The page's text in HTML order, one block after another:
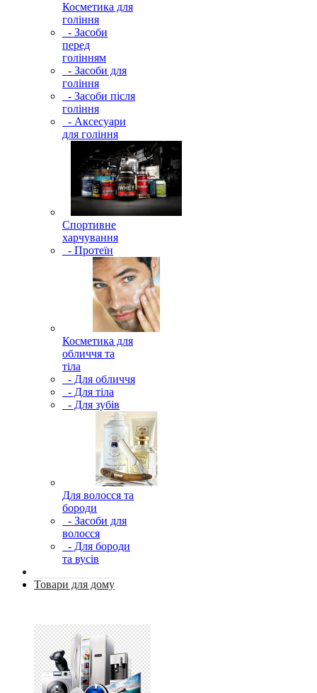
Косметика для
гоління
- Засоби
перед
голінням
- Засоби для
гоління
- Засоби після
гоління
- Аксесуари
для гоління
Спортивне
харчування
- Протеїн
Косметика для
обличчя та
тіла
- Для обличчя
- Для тіла
- Для зубів
Для волосся та
бороди
- Засоби для
волосся
- Для бороди
та вусів
Товари для дому